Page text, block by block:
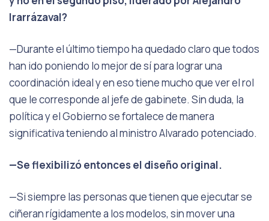
Irarrázaval?
—Durante el último tiempo ha quedado claro que todos
han ido poniendo lo mejor de sí para lograr una
coordinación ideal y en eso tiene mucho que ver el rol
que le corresponde al jefe de gabinete. Sin duda, la
política y el Gobierno se fortalece de manera
significativa teniendo al ministro Alvarado potenciado.
—Se flexibilizó entonces el diseño original.
—Si siempre las personas que tienen que ejecutar se
ciñeran rígidamente a los modelos, sin mover una